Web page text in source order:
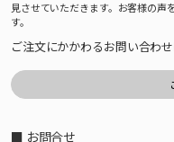
見させていただきます。お客様の声
す。
ご注文にかかわるお問い合わ
■ お問合せ